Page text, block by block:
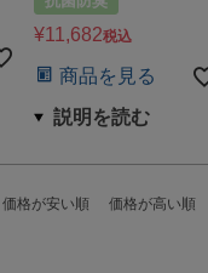
¥11,682税込
商品を見る
価格が安い順 価格が高い順